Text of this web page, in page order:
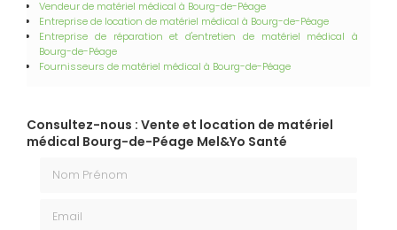
Vendeur de matériel médical à Bourg-de-Péage
Entreprise de location de matériel médical à Bourg-de-Péage
Entreprise de réparation et d'entretien de matériel médical à
Bourg-de-Péage
Fournisseurs de matériel médical à Bourg-de-Péage
Consultez-nous : Vente et location de matériel
médical Bourg-de-Péage Mel&Yo Santé